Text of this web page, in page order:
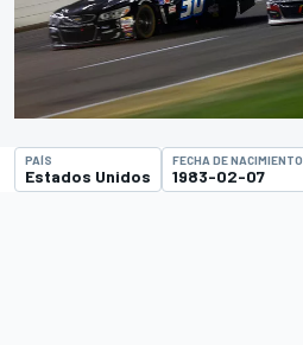
PAÍS
Estados Unidos
FECHA DE NACIMIENTO
1983-02-07